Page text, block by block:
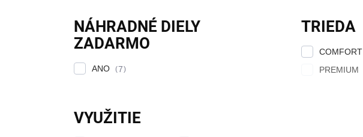
NÁHRADNÉ DIELY
ZADARMO
ANO 7
TRIEDA
COMFORT
PREMIUM
VYUŽITIE